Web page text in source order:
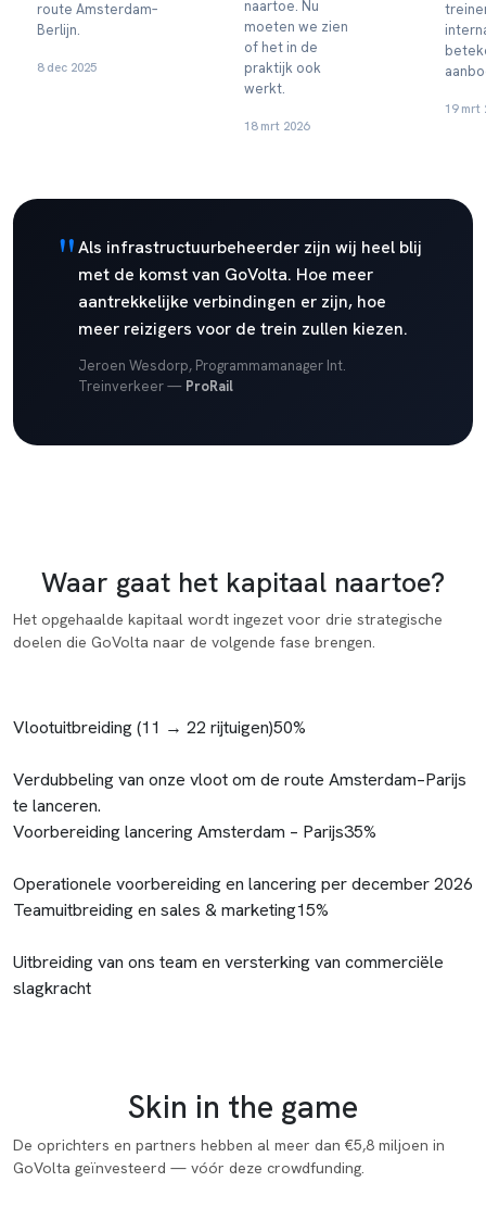
route Amsterdam–
Berlijn.
8 dec 2025
naartoe. Nu
moeten we zien
of het in de
praktijk ook
werkt.
18 mrt 2026
19 mrt
"Als infrastructuurbeheerder zijn wij heel blij
met de komst van GoVolta. Hoe meer
aantrekkelijke verbindingen er zijn, hoe
meer reizigers voor de trein zullen kiezen.
Jeroen Wesdorp, Programmamanager Int.
Treinverkeer — ProRail
Waar gaat het kapitaal naartoe?
Het opgehaalde kapitaal wordt ingezet voor drie strategische
doelen die GoVolta naar de volgende fase brengen.
Vlootuitbreiding (11 → 22 rijtuigen)50%
Verdubbeling van onze vloot om de route Amsterdam–Parijs
te lanceren.
Voorbereiding lancering Amsterdam – Parijs35%
Operationele voorbereiding en lancering per december 2026
Teamuitbreiding en sales & marketing15%
Uitbreiding van ons team en versterking van commerciële
slagkracht
Skin in the game
De oprichters en partners hebben al meer dan €5,8 miljoen in
GoVolta geïnvesteerd — vóór deze crowdfunding.